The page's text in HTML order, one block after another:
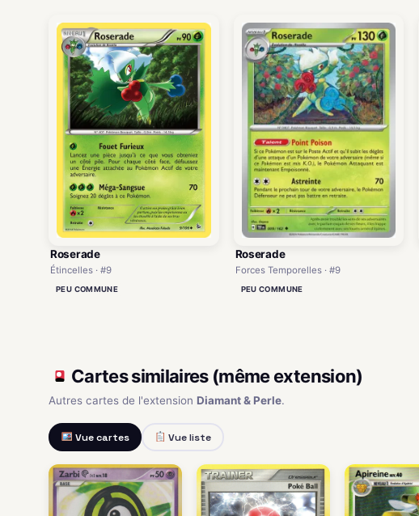
Roserade
Étincelles · #9
PEU COMMUNE
Roserade
Forces Temporelles · #9
PEU COMMUNE
Cartes similaires (même extension)
Autres cartes de l'extension Diamant & Perle.
Vue cartes Vue liste